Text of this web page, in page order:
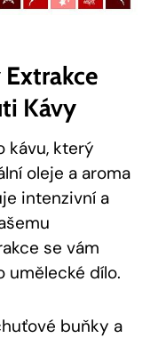
Kávy
kávu, který
oleje a aroma
intenzivní a
se vám
umělecké dílo.
buňky a